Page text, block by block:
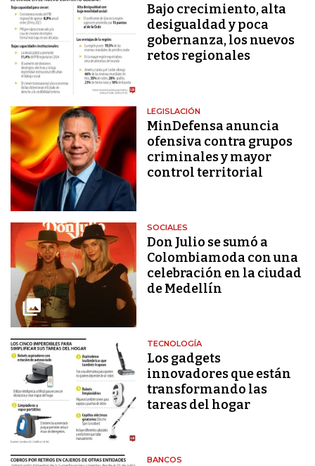
Bajo crecimiento, alta
desigualdad y poca
gobernanza, los nuevos
retos regionales
LEGISLACIÓN
MinDefensa anuncia
ofensiva contra grupos
criminales y mayor
control territorial
SOCIALES
Don Julio se sumó a
Colombiamoda con una
celebración en la ciudad
de Medellín
TECNOLOGÍA
Los gadgets
innovadores que están
transformando las
tareas del hogar
BANCOS